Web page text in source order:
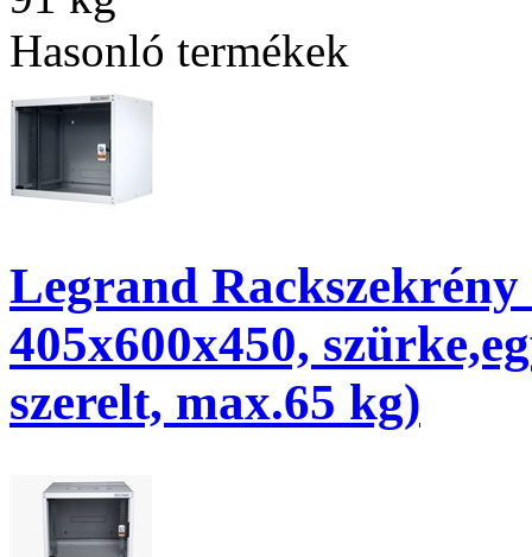
Hasonló termékek
Legrand
405x600x450,
szerelt, max.65 kg)